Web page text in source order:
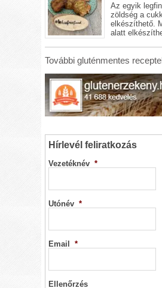
Az egyik
zöldség a
elkészíthető.
alatt
További gluténmentes
Hírlevél feliratkozás
Vezetéknév *
Utónév *
Email *
Ellenőrzés